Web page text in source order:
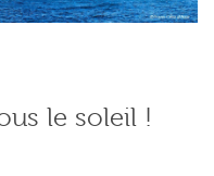
le soleil !